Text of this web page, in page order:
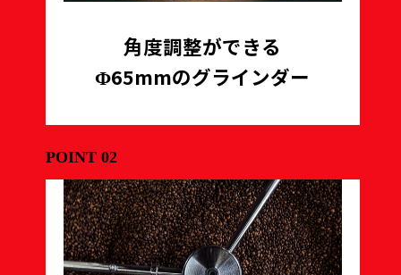
角度調整ができる
Φ65mmのグラインダー
POINT 02